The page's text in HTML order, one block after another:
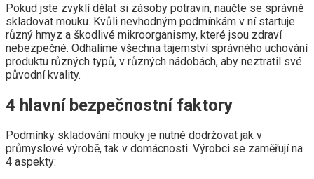
Pokud jste zvyklí dělat si zásoby potravin, naučte se správně
skladovat mouku. Kvůli nevhodným podmínkám v ní startuje
různý hmyz a škodlivé mikroorganismy, které jsou zdraví
nebezpečné. Odhalíme všechna tajemství správného uchování
produktu různých typů, v různých nádobách, aby neztratil své
původní kvality.
4 hlavní bezpečnostní faktory
Podmínky skladování mouky je nutné dodržovat jak v
průmyslové výrobě, tak v domácnosti. Výrobci se zaměřují na
4 aspekty: